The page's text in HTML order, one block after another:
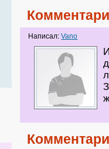
Написал:Vano